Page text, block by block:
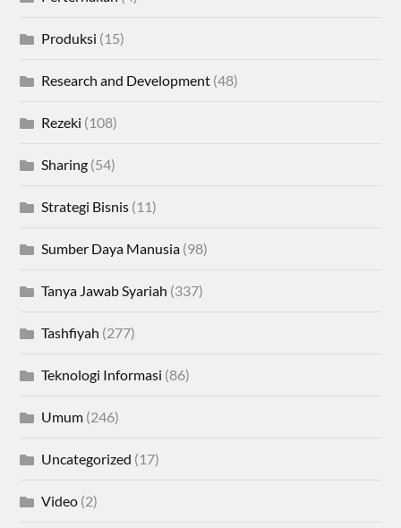
Produksi (15)
Research and Development (48)
Rezeki (108)
Sharing (54)
Strategi Bisnis (11)
Sumber Daya Manusia (98)
Tanya Jawab Syariah (337)
Tashfiyah (277)
Teknologi Informasi (86)
Umum (246)
Uncategorized (17)
Video (2)